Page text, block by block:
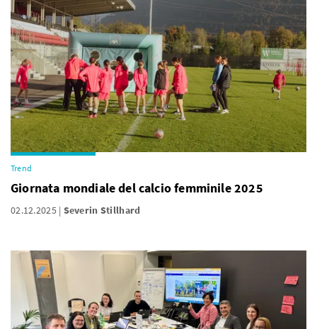
Trend
Giornata mondiale del calcio femminile 2025
02.12.2025 Severin Stillhard